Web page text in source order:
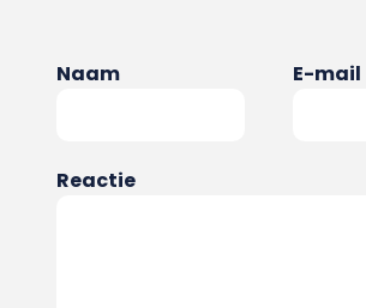
Naam E-mail
Reactie